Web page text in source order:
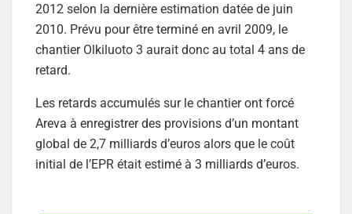
2012 selon la dernière estimation datée de juin
2010. Prévu pour être terminé en avril 2009, le
chantier Olkiluoto 3 aurait donc au total 4 ans de
retard.
Les retards accumulés sur le chantier ont forcé
Areva à enregistrer des provisions d’un montant
global de 2,7 milliards d’euros alors que le coût
initial de l’EPR était estimé à 3 milliards d’euros.